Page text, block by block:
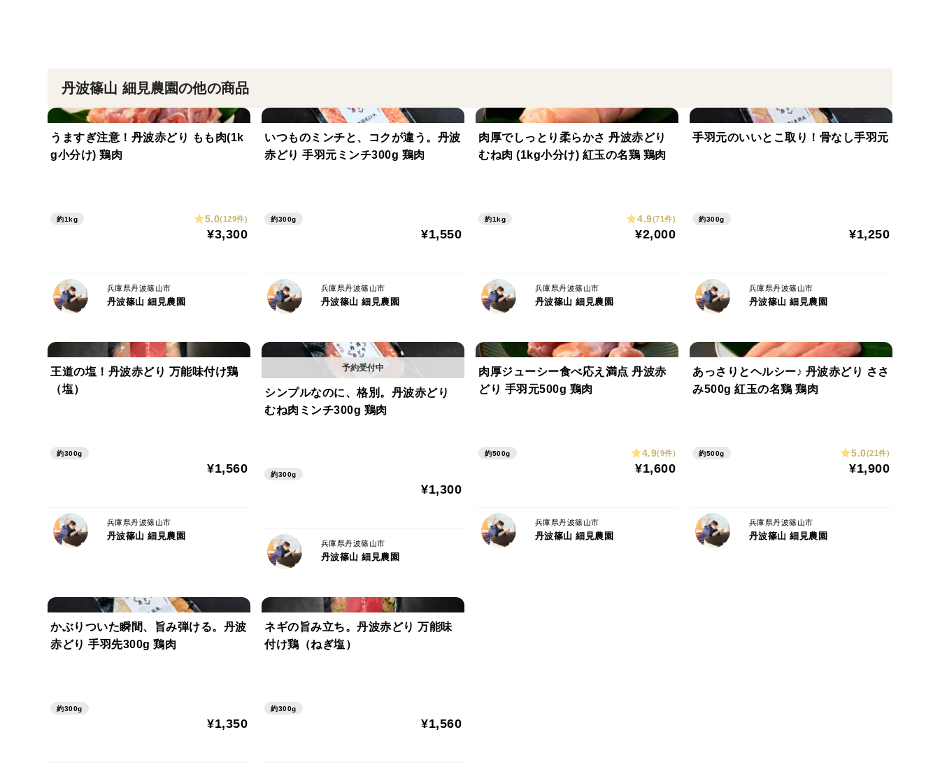
■真空パック
JAS規格認証の在来種、両親共に純血のロードアイランドレッド。
※普通は掛け合わせです。
※味わい深く、柔らかく、歯ごたえのある良い肉質を求めた結果の飼育日数
※75日は地鶏の飼育日数と同じです。
▶飼料：成長剤・抗生物質不使用。ポストハーベスト・遺伝子組み換え原材料については飼料
メーカーの原材料調達先に準ずるため使用とする
▶ワクチン：原則接種。国指定感染症のワクチンの他、当農場でND・CBL・コクシの3種類を0
日～14日の期間で接種。遺伝子組み換えワクチンについては不使用。
数日でほぼ全滅してしまう恐れがあります。様々な観点より病気発生時はやむを得ない場合使用
ミネラル豊富な井戸水、湧き水のみ水質検査実施済み
く病気せず美味しく育ちます。
トレスない飼育を目指しています。SDGｓ、アニマルウェルフェア、スローグロウス(ゆっくりと
丹波篠山 細見農園の他の商品
うますぎ注意！丹波赤どり もも肉(1k
g小分け) 鶏肉
約1kg 5.0(129件)
¥3,300
兵庫県丹波篠山市
丹波篠山 細見農園
いつものミンチと、コクが違う。丹波
赤どり 手羽元ミンチ300g 鶏肉
約300g
¥1,550
兵庫県丹波篠山市
丹波篠山 細見農園
肉厚でしっとり柔らかさ 丹波赤どり
むね肉 (1kg小分け) 紅玉の名鶏 鶏肉
約1kg 4.9(71件)
¥2,000
兵庫県丹波篠山市
丹波篠山 細見農園
手羽元のいいとこ取り！骨なし手羽元
約300g
¥1,250
兵庫県丹波篠山市
丹波篠山 細見農園
王道の塩！丹波赤どり 万能味付け鶏
（塩）
約300g
¥1,560
兵庫県丹波篠山市
丹波篠山 細見農園
シンプルなのに、格別。丹波赤どり
むね肉ミンチ300g 鶏肉
約300g
¥1,300
兵庫県丹波篠山市
丹波篠山 細見農園
肉厚ジューシー食べ応え満点 丹波赤
どり 手羽元500g 鶏肉
約500g 4.9(9件)
¥1,600
兵庫県丹波篠山市
丹波篠山 細見農園
あっさりとヘルシー♪ 丹波赤どり ささ
み500g 紅玉の名鶏 鶏肉
約500g 5.0(21件)
¥1,900
兵庫県丹波篠山市
丹波篠山 細見農園
かぶりついた瞬間、旨み弾ける。丹波
赤どり 手羽先300g 鶏肉
約300g
¥1,350
ネギの旨み立ち。丹波赤どり 万能味
付け鶏（ねぎ塩）
約300g
¥1,560